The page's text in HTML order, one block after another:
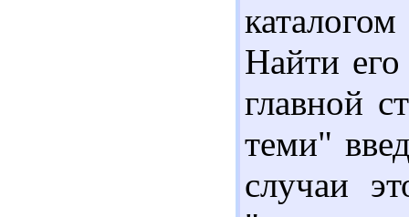
Найти
главной
теми"
случаи